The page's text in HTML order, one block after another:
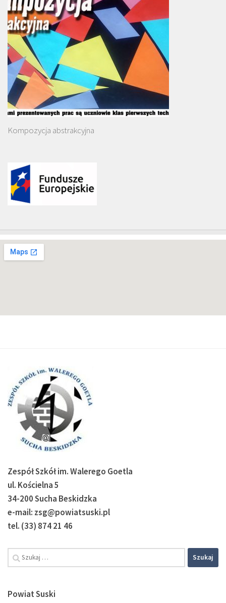
Kompozycja abstrakcyjna
Zespół Szkół im. Walerego Goetla
ul. Kościelna 5
34-200 Sucha Beskidzka
e-mail: zsg@powiatsuski.pl
tel. (33) 874 21 46
Powiat Suski